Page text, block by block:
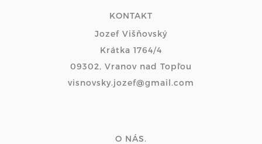
KONTAKT
Jozef Višňovský
Krátka 1764/4
09302, Vranov nad Topľou
visnovsky.jozef@gmail.com
O NÁS.